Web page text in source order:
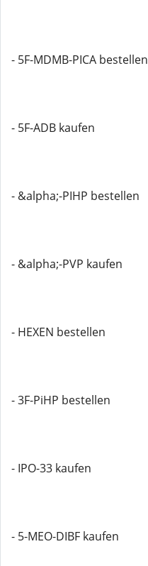
- 5F-MDMB-PICA bestellen
- 5F-ADB kaufen
- &alpha;-PIHP bestellen
- &alpha;-PVP kaufen
- HEXEN bestellen
- 3F-PiHP bestellen
- IPO-33 kaufen
- 5-MEO-DIBF kaufen